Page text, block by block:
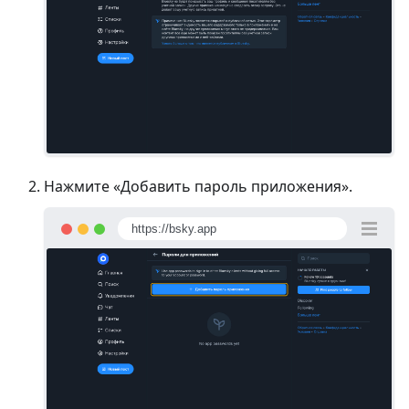
Нажмите «Добавить пароль приложения».
https://bsky.app